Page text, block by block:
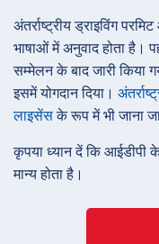
अंतर्राष्ट्रीय ड्राइविंग
भाषाओं में अनुवाद होता है।
सम्मेलन के बाद जारी किया
इसमें योगदान दिया।
लाइसेंसके रूप में भी जाना
कृपया ध्यान दें कि आईडीपी
मान्य होता है।